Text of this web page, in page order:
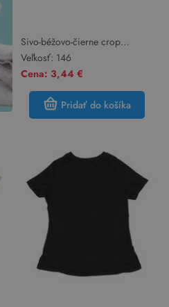
Sivo-béžovo-čierne crop
vzorované tričko s žabičkováním
Veľkosť: 146
Cena: 3,44 €
Pridať do košíka